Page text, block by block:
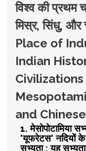
विश्व की प्रथम
मिस्र, सिंधु, और
Place of
Indian
and
1. मेसोपोटामिया
'यूफरेटस' नदियों के
सभ्यता : यह